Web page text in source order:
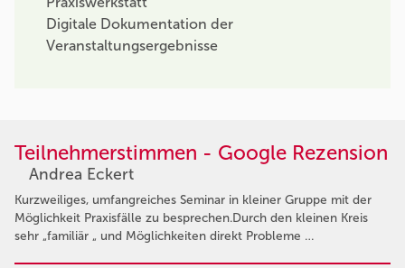
Digitale Dokumentation der
Veranstaltungsergebnisse
Teilnehmerstimmen - Google Rezension
Andrea Eckert
Kurzweiliges, umfangreiches Seminar in kleiner Gruppe mit der
Möglichkeit Praxisfälle zu besprechen.Durch den kleinen Kreis
sehr „familiär „ und Möglichkeiten direkt Probleme …